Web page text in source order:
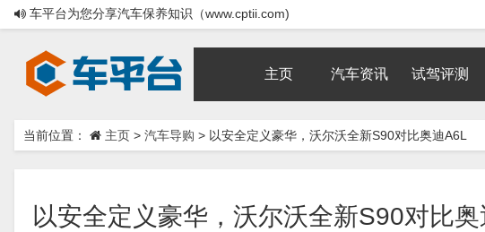
车平台为您分享汽车保养知识（www.cptii.com)
主页 汽车资讯 试驾评测
当前位置： 主页 > 汽车导购 > 以安全定义豪华，沃尔沃全新S90对比奥迪A6L
以安全定义豪华，沃尔沃全新S90对比